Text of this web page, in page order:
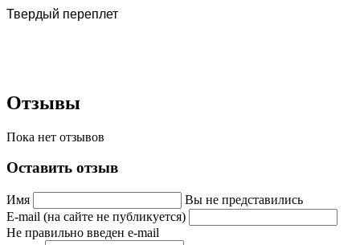
Твердый переплет
Отзывы
Пока нет отзывов
Оставить отзыв
Имя
Вы не представились
E-mail (на сайте не публикуется)
Не правильно введен e-mail